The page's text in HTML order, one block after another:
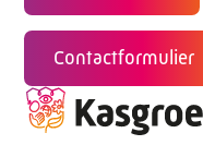
Contactformulier